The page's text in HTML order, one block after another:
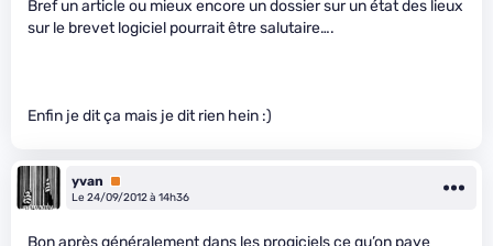
Bref un article ou mieux encore un dossier sur un état des lieux
sur le brevet logiciel pourrait être salutaire….
Enfin je dit ça mais je dit rien hein :)
yvan
Premium
Le 24/09/2012 à 14h36